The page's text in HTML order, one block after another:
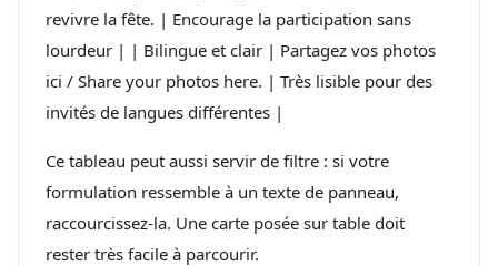
revivre la fête. | Encourage la participation sans
lourdeur | | Bilingue et clair | Partagez vos photos
ici / Share your photos here. | Très lisible pour des
invités de langues différentes |
Ce tableau peut aussi servir de filtre : si votre
formulation ressemble à un texte de panneau,
raccourcissez-la. Une carte posée sur table doit
rester très facile à parcourir.